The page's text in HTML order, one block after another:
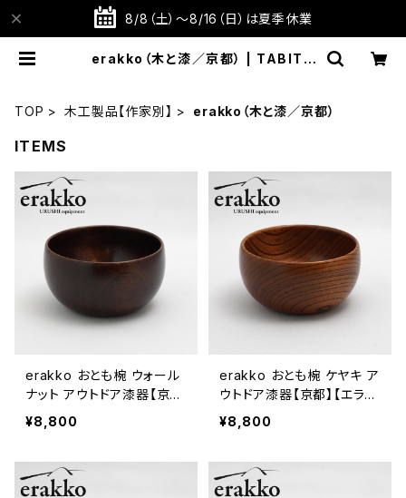
8/8（土）～8/16（日）は夏季休業
erakko（木と漆／京都） | TABITO
TOP 木工製品【作家別】 erakko（木と漆／京都）
ITEMS
erakko おとも椀 ウォール
ナット アウトドア漆器【京
都】【エラッコ】【柴田漆工
房】【お椀 汁椀 フリーボウ
プレゼント】【父の日 お誕生
日】
¥8,800
erakko おとも椀 ケヤキ ア
ウトドア漆器【京都】【エラッ
コ】【柴田漆工房】【お椀 汁
椀 フリーボウル】【キャンプ
【父の日 お誕生日】
¥8,800